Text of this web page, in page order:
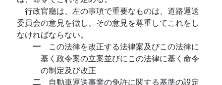
行政官廳は、左の事項で重要なものは、道路運送
委員会の意見を徴し、その意見を尊重してこれをし
なければならない。
一 この法律を改正する法律案及びこの法律に
基く政令案の立案並びにこの法律に基く命令
の制定及び改正
二 自動車運送事業の免許に関する基準の設定